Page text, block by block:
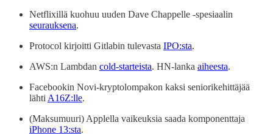
Netflixillä kuohuu uuden Dave Chappelle -spesiaalin
seurauksena.
Protocol kirjoitti Gitlabin tulevasta IPO:sta.
AWS:n Lambdan cold-starteista. HN-lanka aiheesta.
Facebookin Novi-kryptolompakon kaksi seniorikehittäjää
lähti A16Z:lle.
(Maksumuuri) Applella vaikeuksia saada komponenttaja
iPhone 13:sta.